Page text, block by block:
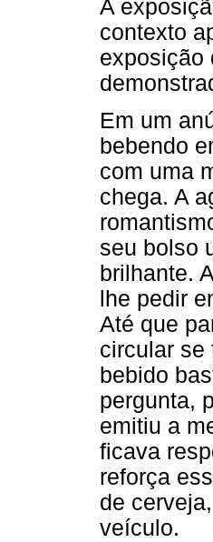
A
contexto
exposição
Em um
bebendo
com uma
chega. A
seu bolso
brilhante.
lhe pedir
Até que
circular se
bebido
pergunta,
emitiu a
ficava
reforça
de
veículo.